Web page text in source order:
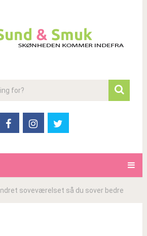
Indret soveværelset så du sover bedre